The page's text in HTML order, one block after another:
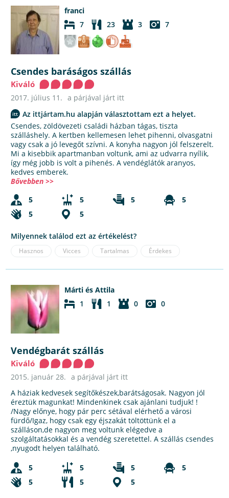
franci
7
23 3 7
Csendes baráságos szállás
Kiváló
2017. július 11. a párjával járt itt
Az ittjártam.hu alapján választottam ezt a helyet.
Csendes, zöldövezeti családi házban tágas, tiszta
szálláshely. A kertben kellemesen lehet pihenni, olvasgatni
vagy csak a jó levegőt szívni. A konyha nagyon jól felszerelt.
Mi a kisebbik apartmanban voltunk, ami az udvarra nyílik,
így még jobb is volt a pihenés. A vendéglátók aranyos,
kedves emberek.
Bővebben >>
5
5 5
5
5
5
Milyennek találod ezt az értékelést?
Hasznos Vicces Tartalmas Érdekes
Márti és Attila
1
1 0 0
Vendégbarát szállás
Kiváló
2015. január 28. a párjával járt itt
A háziak kedvesek segítőkészek,barátságosak. Nagyon jól
éreztük magunkat! Mindenkinek csak ajánlani tudjuk! !
/Nagy előnye, hogy pár perc sétával elérhető a városi
fürdő/Igaz, hogy csak egy éjszakát töltöttünk el a
szálláson,de nagyon meg voltunk elégedve a
szolgáltatásokkal és a vendég szeretettel. A szállás csendes
,nyugodt helyen található.
5
5 5
5
5
5 5